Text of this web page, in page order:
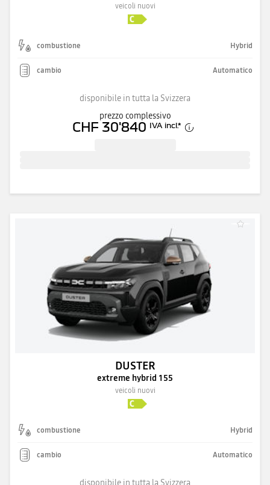
veicoli nuovi
combustione Hybrid
cambio Automatico
disponibile in tutta la Svizzera
prezzo complessivo
CHF 30'840 IVA incl.*
DUSTER
extreme hybrid 155
veicoli nuovi
combustione Hybrid
cambio Automatico
disponibile in tutta la Svizzera